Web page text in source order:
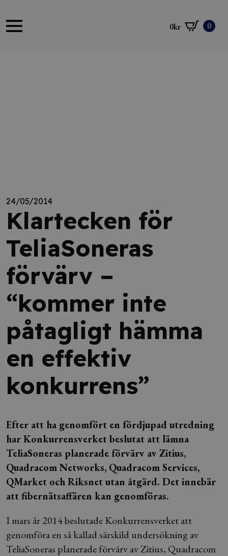
0kr 0
24/05/2014
Klartecken för
TeliaSoneras
förvärv –
“kommer inte
påtagligt hämma
en effektiv
konkurrens”
Efter att ha genomfört en fördjupad utredning
har Konkurrensverket beslutat att lämna
TeliaSoneras planerade förvärv av Zitius,
Quadracom Networks, Quadracom Services,
QMarket och Riksnet utan åtgärd. Det innebär
att fibernätsaffären kan genomföras.
I mars år 2014 beslutade Konkurrensverket att
genomföra en så kallad särskild undersökning av
TeliaSoneras planerade förvärv av Zitius, Quadracom